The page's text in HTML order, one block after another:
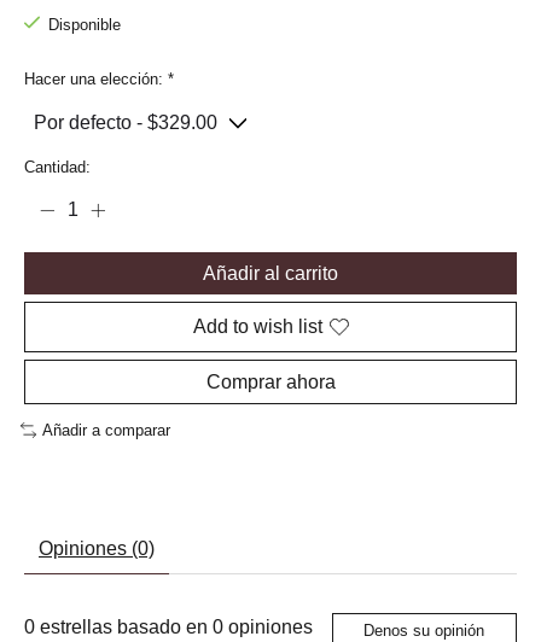
Disponible
Hacer una elección: *
Cantidad:
Añadir al carrito
Add to wish list
Comprar ahora
Añadir a comparar
Opiniones (0)
0 estrellas basado en 0 opiniones Denos su opinión